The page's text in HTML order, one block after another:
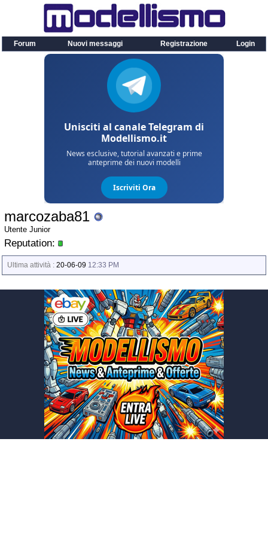
Forum Nuovi messaggi Registrazione Login
marcozaba81
Utente Junior
Reputation:
Ultima attività : 20-06-09 12:33 PM